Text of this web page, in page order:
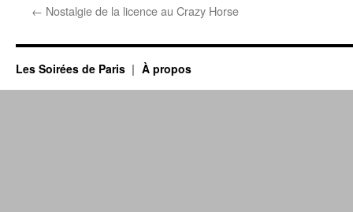
← Nostalgie de la licence au Crazy Horse
Les Soirées de Paris À propos